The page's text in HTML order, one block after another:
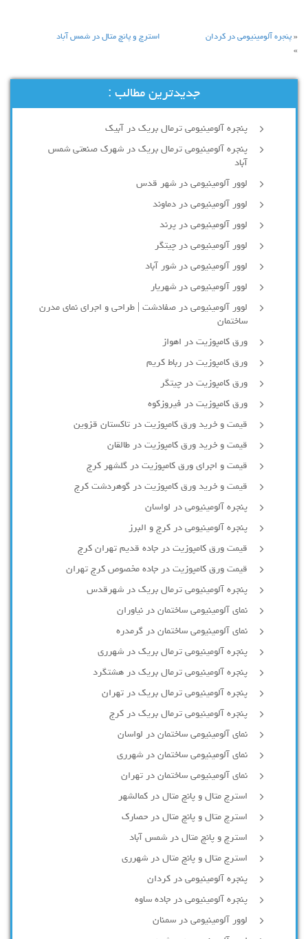
« پنجره آلومینیومی در کردان
استرچ و پانچ متال در شمس آباد
»
جدیدترین مطالب :
پنجره آلومینیومی ترمال بریک در آبیک
پنجره آلومینیومی ترمال بریک در شهرک صنعتی شمس
آباد
لوور آلومینیومی در شهر قدس
لوور آلومینیومی در دماوند
لوور آلومینیومی در پرند
لوور آلومینیومی در چیتگر
لوور آلومینیومی در شور آباد
لوور آلومينيومي در شهريار
لوور آلومینیومی در صفادشت | طراحی و اجرای نمای مدرن
ساختمان
ورق کامپوزیت در اهواز
ورق کامپوزیت در رباط کریم
ورق کامپوزیت در چیتگر
ورق کامپوزیت در فیروزکوه
قیمت و خرید ورق کامپوزیت در تاکستان قزوین
قیمت و خرید ورق کامپوزیت در طالقان
قیمت و اجرای ورق کامپوزیت در گلشهر کرج
قیمت و خرید ورق کامپوزیت در گوهردشت کرج
پنجره آلومینیومی در لواسان
پنجره آلومینیومی در کرج و البرز
قیمت ورق کامپوزیت در جاده قدیم تهران کرج
قیمت ورق کامپوزیت در جاده مخصوص کرج تهران
پنجره آلومینیومی ترمال بریک در شهرقدس
نمای آلومینیومی ساختمان در نیاوران
نمای آلومینیومی ساختمان در گرمدره
پنجره آلومینیومی ترمال بریک در شهرری
پنجره آلومینیومی ترمال بریک در هشتگرد
پنجره آلومینیومی ترمال بریک در تهران
پنجره آلومینیومی ترمال بریک در کرج
نمای آلومینیومی ساختمان در لواسان
نمای آلومینیومی ساختمان در شهرری
نمای آلومینیومی ساختمان در تهران
استرچ متال و پانچ متال در کمالشهر
استرچ متال و پانچ متال در حصارك
استرچ و پانچ متال در شمس آباد
استرچ متال و پانچ متال در شهرری
پنجره آلومینیومی در کردان
پنجره آلومینیومی در جاده ساوه
لوور آلومینیومی در سمنان